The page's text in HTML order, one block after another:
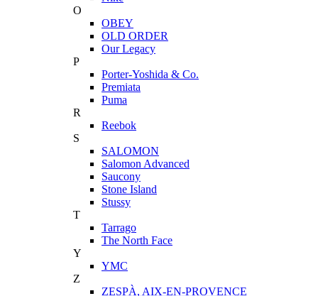
O
OBEY
OLD ORDER
Our Legacy
P
Porter-Yoshida & Co.
Premiata
Puma
R
Reebok
S
SALOMON
Salomon Advanced
Saucony
Stone Island
Stussy
T
Tarrago
The North Face
Y
YMC
Z
ZESPÀ, AIX-EN-PROVENCE